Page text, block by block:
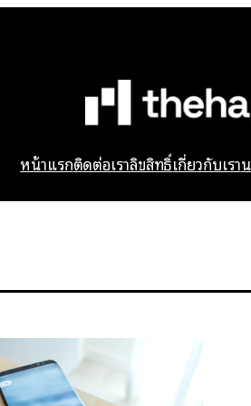
หน้าแรกติดต่อเราลิขสิทธิ์เกี่ยวกับเรา